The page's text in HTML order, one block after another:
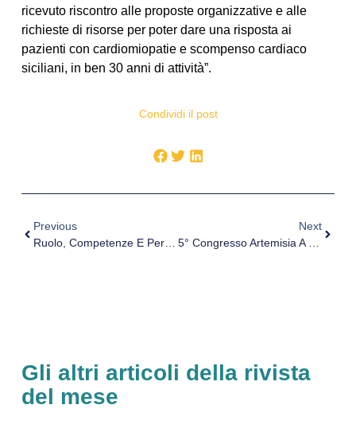
ricevuto riscontro alle proposte organizzative e alle
richieste di risorse per poter dare una risposta ai
pazienti con cardiomiopatie e scompenso cardiaco
siciliani, in ben 30 anni di attività”.
Condividi il post
Previous
Ruolo, Competenze E Percorso Formativo Dello Specialist Di Sala Operatoria
Next
Gli altri articoli della rivista
del mese